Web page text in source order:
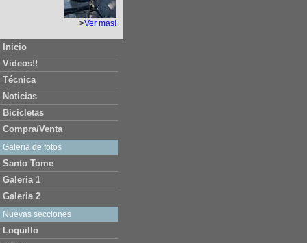
>Ver mas!
Inicio
Videos!!
Técnica
Noticias
Bicicletas
Compra/Venta
Galeria de fotos
Santo Tome
Galeria 1
Galeria 2
Nuevas secciones
Loquillo